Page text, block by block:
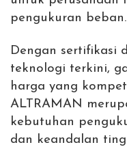
pengukuran beban.
Dengan sertifikasi
teknologi terkini,
harga yang
ALTRAMAN
kebutuhan
dan keandalan